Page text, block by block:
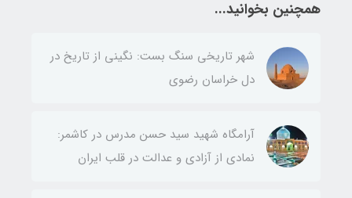
همچنین بخوانید...
شهر تاریخی سنگ بست: نگینی از تاریخ در
دل خراسان رضوی
آرامگاه شهید سید حسن مدرس در کاشمر:
نمادی از آزادی و عدالت در قلب ایران